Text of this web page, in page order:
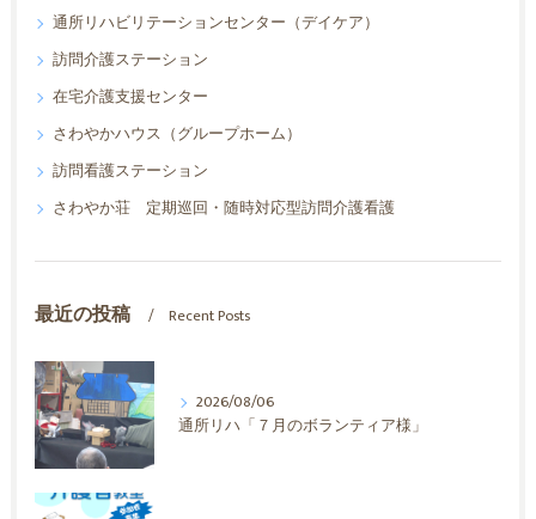
通所リハビリテーションセンター（デイケア）
訪問介護ステーション
在宅介護支援センター
さわやかハウス（グループホーム）
訪問看護ステーション
さわやか荘 定期巡回・随時対応型訪問介護看護
最近の投稿 Recent Posts
2026/08/06
通所リハ「７月のボランティア様」